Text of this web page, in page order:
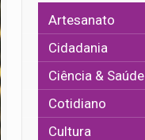
Artesanato
Cidadania
Ciência & Saúde
Cotidiano
Cultura